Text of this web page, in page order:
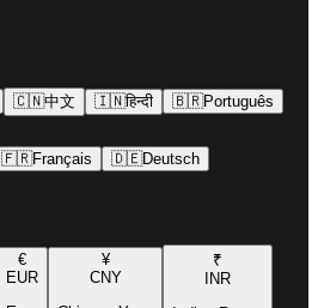
🇨🇳中文 🇮🇳हिन्दी 🇧🇷Português
🇫🇷Français 🇩🇪Deutsch
€
EUR
¥
CNY
₹
INR